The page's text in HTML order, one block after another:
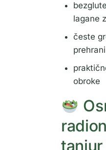
lagane
česte
prehrani
obroke